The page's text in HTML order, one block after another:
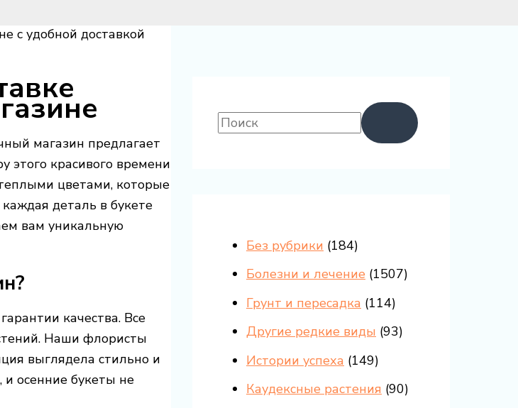
с удобной доставкой
магазин предлагает
этого красивого времени
цветами, которые
деталь в букете
вам уникальную
качества. Все
Наши флористы
выглядела стильно и
осенние букеты не
Без рубрики (184)
Болезни и лечение (1507)
Грунт и пересадка (114)
Другие редкие виды (93)
Истории успеха (149)
Каудексные растения (90)